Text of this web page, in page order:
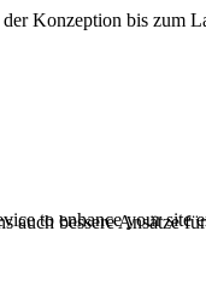
Konzeption bis zum
bessere Ansätze
to enhance your site